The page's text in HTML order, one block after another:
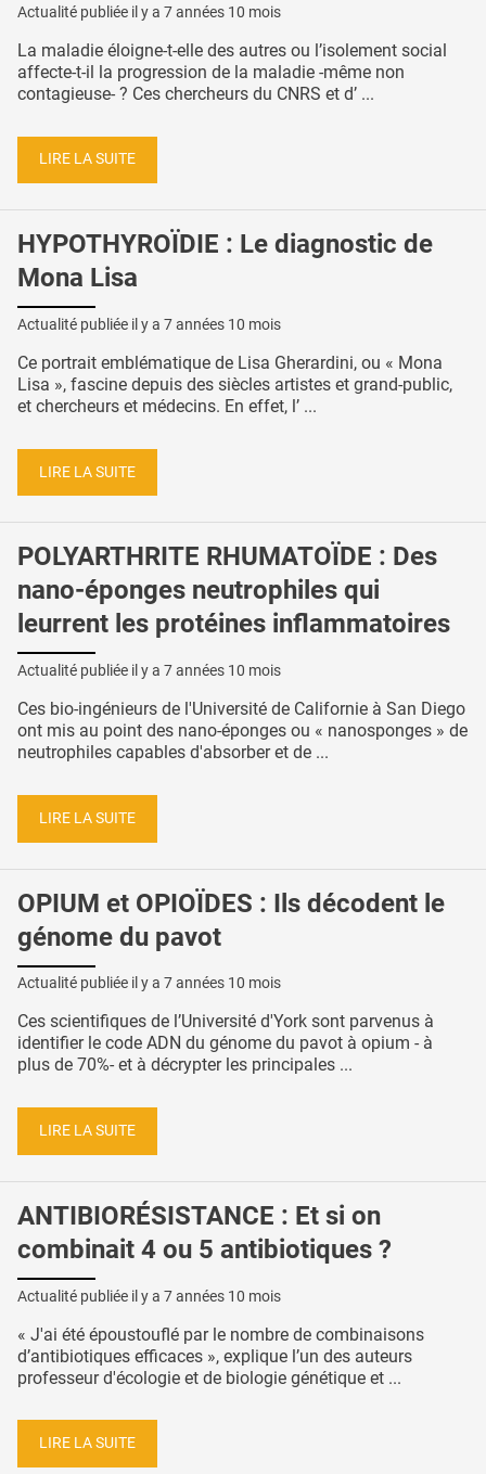
Actualité publiée il y a 7 années 10 mois
La maladie éloigne-t-elle des autres ou l’isolement social
affecte-t-il la progression de la maladie -même non
contagieuse- ? Ces chercheurs du CNRS et d’ ...
LIRE LA SUITE
HYPOTHYROÏDIE : Le diagnostic de
Mona Lisa
Actualité publiée il y a 7 années 10 mois
Ce portrait emblématique de Lisa Gherardini, ou « Mona
Lisa », fascine depuis des siècles artistes et grand-public,
et chercheurs et médecins. En effet, l’ ...
LIRE LA SUITE
POLYARTHRITE RHUMATOÏDE : Des
nano-éponges neutrophiles qui
leurrent les protéines inflammatoires
Actualité publiée il y a 7 années 10 mois
Ces bio-ingénieurs de l'Université de Californie à San Diego
ont mis au point des nano-éponges ou « nanosponges » de
neutrophiles capables d'absorber et de ...
LIRE LA SUITE
OPIUM et OPIOÏDES : Ils décodent le
génome du pavot
Actualité publiée il y a 7 années 10 mois
Ces scientifiques de l’Université d'York sont parvenus à
identifier le code ADN du génome du pavot à opium - à
plus de 70%- et à décrypter les principales ...
LIRE LA SUITE
ANTIBIORÉSISTANCE : Et si on
combinait 4 ou 5 antibiotiques ?
Actualité publiée il y a 7 années 10 mois
« J'ai été époustouflé par le nombre de combinaisons
d’antibiotiques efficaces », explique l’un des auteurs
professeur d'écologie et de biologie génétique et ...
LIRE LA SUITE